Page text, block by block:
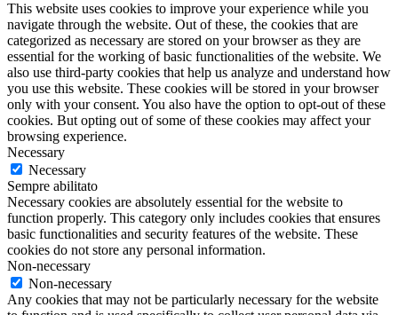
This website uses cookies to improve your experience while you
navigate through the website. Out of these, the cookies that are
categorized as necessary are stored on your browser as they are
essential for the working of basic functionalities of the website. We
also use third-party cookies that help us analyze and understand how
you use this website. These cookies will be stored in your browser
only with your consent. You also have the option to opt-out of these
cookies. But opting out of some of these cookies may affect your
browsing experience.
Necessary
Necessary
Sempre abilitato
Necessary cookies are absolutely essential for the website to
function properly. This category only includes cookies that ensures
basic functionalities and security features of the website. These
cookies do not store any personal information.
Non-necessary
Non-necessary
Any cookies that may not be particularly necessary for the website